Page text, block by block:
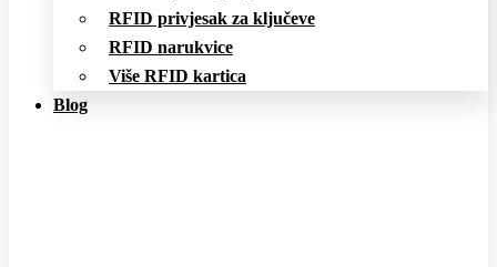
RFID privjesak za ključeve
RFID narukvice
Više RFID kartica
Blog